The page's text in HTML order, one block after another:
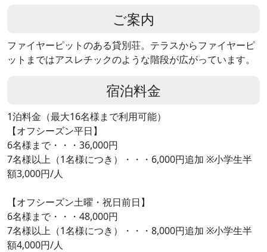
ご案内
ファイヤーピットのある貸別荘。テラスからファイヤーピ
ットまではアスレチックのような階段が広がっています。
宿泊料金
1泊料金（最大16名様まで利用可能）
【オフシーズン平日】
6名様まで・・・36,000円
7名様以上（1名様につき）・・・6,000円追加 ※小学生半
額3,000円/人
【オフシーズン土曜・祝日前日】
6名様まで・・・48,000円
7名様以上（1名様につき）・・・8,000円追加 ※小学生半
額4,000円/人